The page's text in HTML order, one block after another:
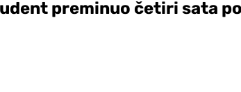
preminuo četiri sata